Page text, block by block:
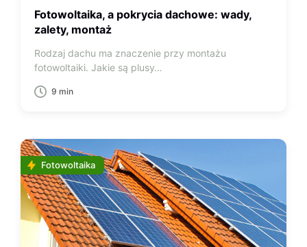
Fotowoltaika, a pokrycia dachowe: wady,
zalety, montaż
Rodzaj dachu ma znaczenie przy montażu
fotowoltaiki. Jakie są plusy…
9 min
Fotowoltaika